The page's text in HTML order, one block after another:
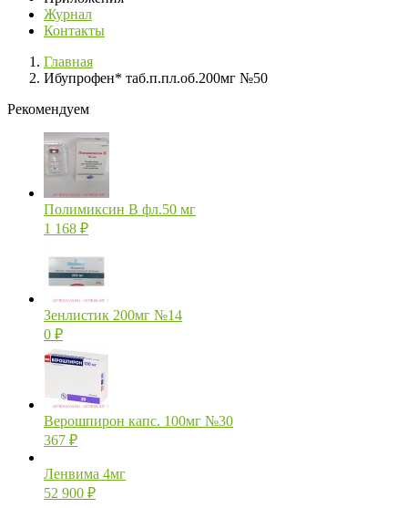
Журнал
Контакты
Главная
Ибупрофен* таб.п.пл.об.200мг №50
Рекомендуем
Полимиксин В фл.50 мг
1 168 ₽
Зенлистик 200мг №14
0 ₽
Верошпирон капс. 100мг №30
367 ₽
Ленвима 4мг
52 900 ₽